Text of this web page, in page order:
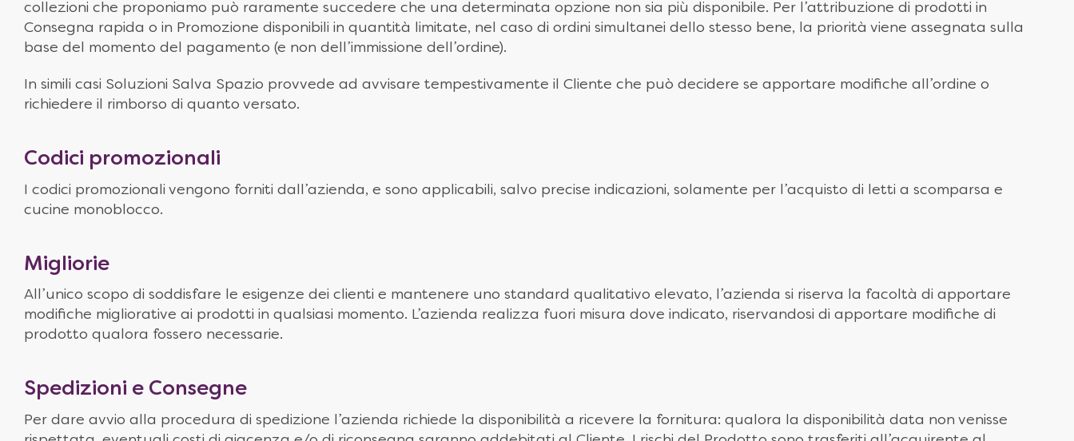
collezioni che proponiamo può raramente succedere che una determinata opzione non sia più disponibile. Per l’attribuzione di prodotti in
Consegna rapida o in Promozione disponibili in quantità limitate, nel caso di ordini simultanei dello stesso bene, la priorità viene assegnata sulla
base del momento del pagamento (e non dell’immissione dell’ordine).
In simili casi Soluzioni Salva Spazio provvede ad avvisare tempestivamente il Cliente che può decidere se apportare modifiche all’ordine o
richiedere il rimborso di quanto versato.
Codici promozionali
I codici promozionali vengono forniti dall’azienda, e sono applicabili, salvo precise indicazioni, solamente per l’acquisto di letti a scomparsa e
cucine monoblocco.
Migliorie
All’unico scopo di soddisfare le esigenze dei clienti e mantenere uno standard qualitativo elevato, l’azienda si riserva la facoltà di apportare
modifiche migliorative ai prodotti in qualsiasi momento. L’azienda realizza fuori misura dove indicato, riservandosi di apportare modifiche di
prodotto qualora fossero necessarie.
Spedizioni e Consegne
Per dare avvio alla procedura di spedizione l’azienda richiede la disponibilità a ricevere la fornitura: qualora la disponibilità data non venisse